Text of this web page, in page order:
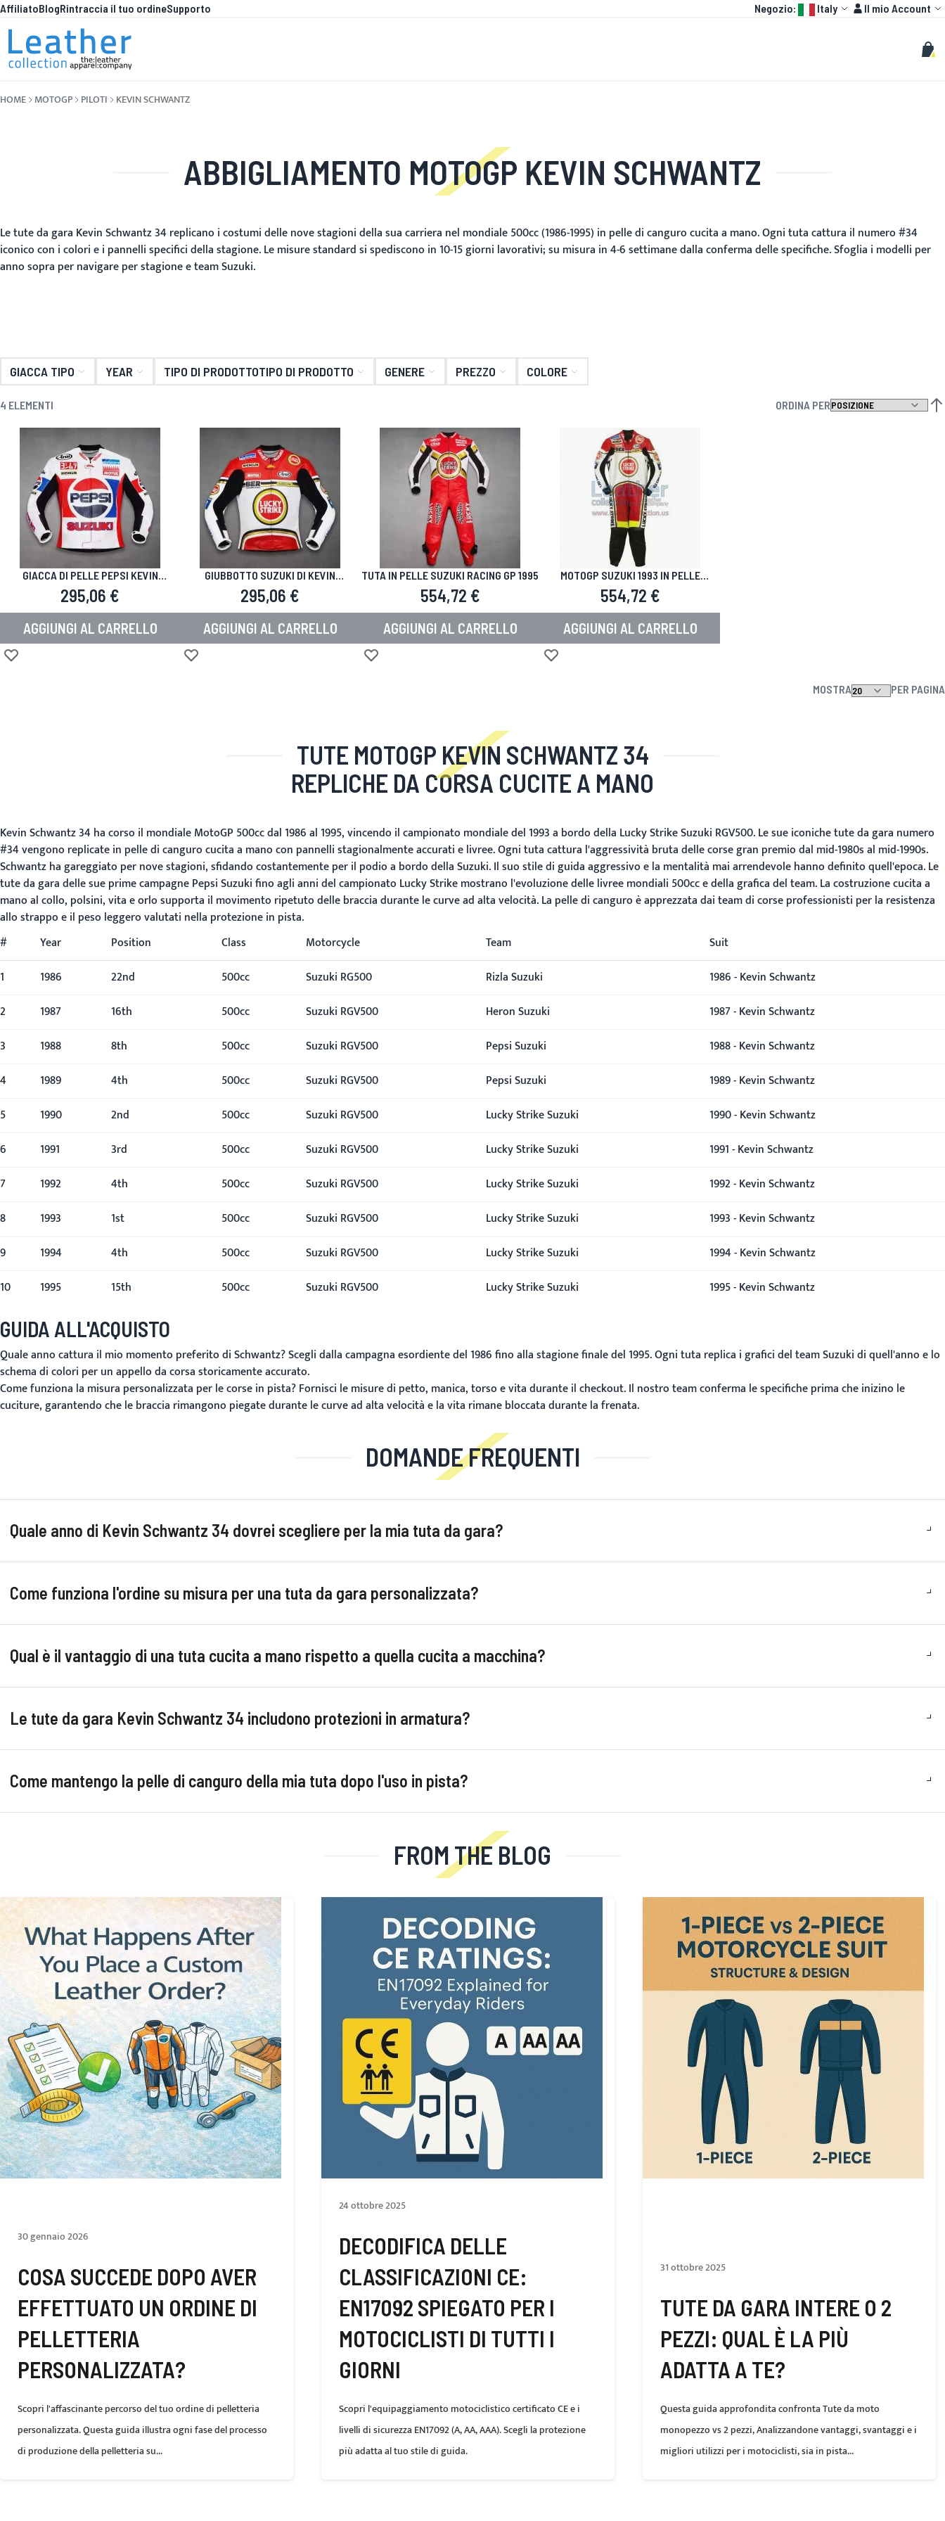
Salta al contenuto
AffiliatoBlogRintraccia il tuo ordineSupporto Language:
Negozio: Italy Account
Il mio Account
Cerca
Cerca
HOME MOTOGP PILOTI KEVIN SCHWANTZ
ABBIGLIAMENTO MOTOGP KEVIN SCHWANTZ
Le tute da gara Kevin Schwantz 34 replicano i costumi delle nove stagioni della sua carriera nel mondiale 500cc (1986-1995) in pelle di canguro cucita a mano. Ogni tuta cattura il numero #34
iconico con i colori e i pannelli specifici della stagione. Le misure standard si spediscono in 10-15 giorni lavorativi; su misura in 4-6 settimane dalla conferma delle specifiche. Sfoglia i modelli per
anno sopra per navigare per stagione e team Suzuki.
GIACCA TIPO YEAR TIPO DI PRODOTTOTIPO DI PRODOTTO GENERE PREZZO COLORE
4 ELEMENTI
ORDINA PER
GIACCA DI PELLE PEPSI KEVIN
SCHWANTZ 1988
295,06 €
AGGIUNGI AL CARRELLO
Aggiungi alla lista desideri
GIUBBOTTO SUZUKI DI KEVIN
SCHWANTZ 1993
295,06 €
AGGIUNGI AL CARRELLO
Aggiungi alla lista desideri
TUTA IN PELLE SUZUKI RACING GP 1995
554,72 €
AGGIUNGI AL CARRELLO
Aggiungi alla lista desideri
MOTOGP SUZUKI 1993 IN PELLE
VINTAGE PER MOTO
554,72 €
AGGIUNGI AL CARRELLO
Aggiungi alla lista desideri
MOSTRA PER PAGINA
TUTE MOTOGP KEVIN SCHWANTZ 34
REPLICHE DA CORSA CUCITE A MANO
Kevin Schwantz 34 ha corso il mondiale MotoGP 500cc dal 1986 al 1995, vincendo il campionato mondiale del 1993 a bordo della Lucky Strike Suzuki RGV500. Le sue iconiche tute da gara numero
#34 vengono replicate in pelle di canguro cucita a mano con pannelli stagionalmente accurati e livree. Ogni tuta cattura l'aggressività bruta delle corse gran premio dal mid-1980s al mid-1990s.
Schwantz ha gareggiato per nove stagioni, sfidando costantemente per il podio a bordo della Suzuki. Il suo stile di guida aggressivo e la mentalità mai arrendevole hanno definito quell'epoca. Le
tute da gara delle sue prime campagne Pepsi Suzuki fino agli anni del campionato Lucky Strike mostrano l'evoluzione delle livree mondiali 500cc e della grafica del team. La costruzione cucita a
mano al collo, polsini, vita e orlo supporta il movimento ripetuto delle braccia durante le curve ad alta velocità. La pelle di canguro è apprezzata dai team di corse professionisti per la resistenza
allo strappo e il peso leggero valutati nella protezione in pista.
#
Year Position Class Motorcycle Team
Suit
1
1986 22nd 500cc Suzuki RG500 Rizla Suzuki
1986 - Kevin Schwantz
2
1987 16th 500cc Suzuki RGV500 Heron Suzuki
1987 - Kevin Schwantz
3
1988 8th 500cc Suzuki RGV500 Pepsi Suzuki
1988 - Kevin Schwantz
4
1989 4th 500cc Suzuki RGV500 Pepsi Suzuki
1989 - Kevin Schwantz
5
1990 2nd 500cc Suzuki RGV500 Lucky Strike Suzuki
1990 - Kevin Schwantz
6
1991 3rd 500cc Suzuki RGV500 Lucky Strike Suzuki
1991 - Kevin Schwantz
7
1992 4th 500cc Suzuki RGV500 Lucky Strike Suzuki
1992 - Kevin Schwantz
8
1993 1st 500cc Suzuki RGV500 Lucky Strike Suzuki
1993 - Kevin Schwantz
9
1994 4th 500cc Suzuki RGV500 Lucky Strike Suzuki
1994 - Kevin Schwantz
10
1995 15th 500cc Suzuki RGV500 Lucky Strike Suzuki 1995 - Kevin Schwantz
GUIDA ALL'ACQUISTO
Quale anno cattura il mio momento preferito di Schwantz?Scegli dalla campagna esordiente del 1986 fino alla stagione finale del 1995. Ogni tuta replica i grafici del team Suzuki di quell'anno e lo
schema di colori per un appello da corsa storicamente accurato.
Come funziona la misura personalizzata per le corse in pista?Fornisci le misure di petto, manica, torso e vita durante il checkout. Il nostro team conferma le specifiche prima che inizino le
cuciture, garantendo che le braccia rimangono piegate durante le curve ad alta velocità e la vita rimane bloccata durante la frenata.
DOMANDE FREQUENTI
Quale anno di Kevin Schwantz 34 dovrei scegliere per la mia tuta da gara?
Come funziona l'ordine su misura per una tuta da gara personalizzata?
Qual è il vantaggio di una tuta cucita a mano rispetto a quella cucita a macchina?
Le tute da gara Kevin Schwantz 34 includono protezioni in armatura?
Come mantengo la pelle di canguro della mia tuta dopo l'uso in pista?
FROM THE BLOG
30 gennaio 2026
COSA SUCCEDE DOPO AVER
EFFETTUATO UN ORDINE DI
PELLETTERIA
PERSONALIZZATA?
Scopri l'affascinante percorso del tuo ordine di pelletteria
personalizzata. Questa guida illustra ogni fase del processo
di produzione della pelletteria su...
24 ottobre 2025
DECODIFICA DELLE
CLASSIFICAZIONI CE:
EN17092 SPIEGATO PER I
MOTOCICLISTI DI TUTTI I
GIORNI
Scopri l'equipaggiamento motociclistico certificato CE e i
livelli di sicurezza EN17092 (A, AA, AAA). Scegli la protezione
più adatta al tuo stile di guida.
31 ottobre 2025
TUTE DA GARA INTERE O 2
PEZZI: QUAL È LA PIÙ
ADATTA A TE?
Questa guida approfondita confronta Tute da moto
monopezzo vs 2 pezzi, Analizzandone vantaggi, svantaggi e i
migliori utilizzi per i motociclisti, sia in pista...